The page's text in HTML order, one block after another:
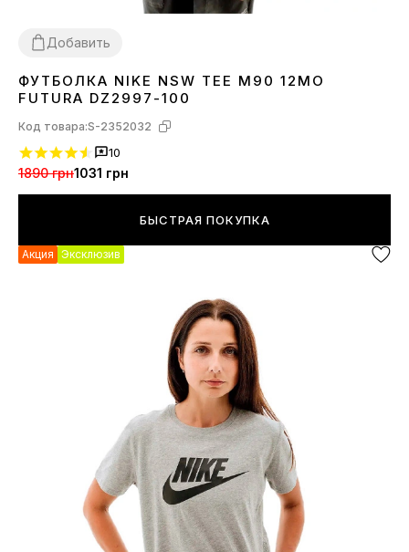
Добавить
L XL
ФУТБОЛКА NIKE NSW TEE M90 12MO
FUTURA DZ2997-100
Код товара:S-2352032
10
1890 грн1031 грн
БЫСТРАЯ ПОКУПКА
Акция Эксклюзив